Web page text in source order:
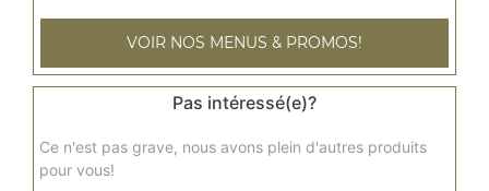
VOIR NOS MENUS & PROMOS!
Pas intéressé(e)?
Ce n'est pas grave, nous avons plein d'autres produits
pour vous!